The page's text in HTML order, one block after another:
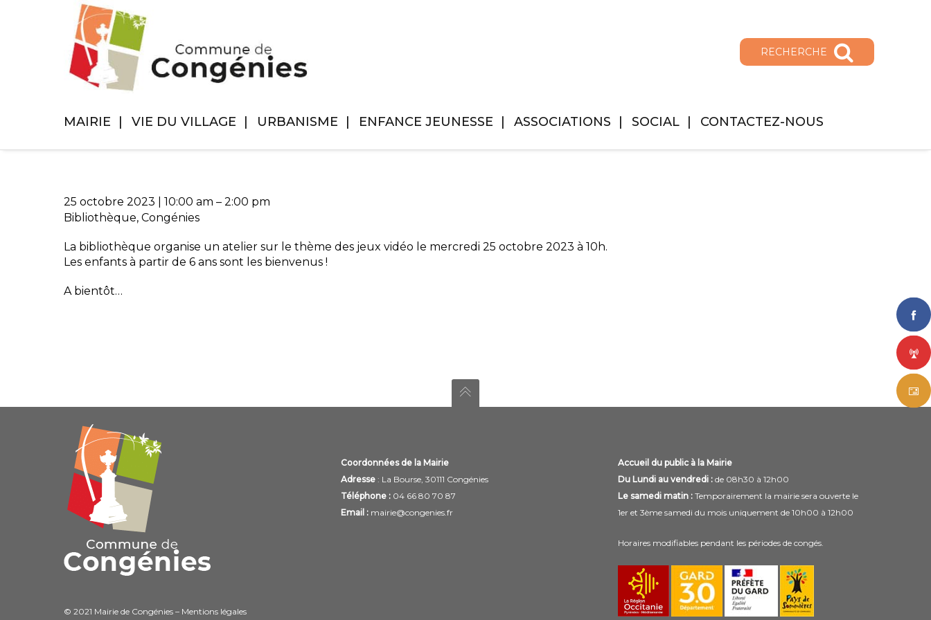
RECHERCHE
MAIRIE VIE DU VILLAGE URBANISME ENFANCE JEUNESSE ASSOCIATIONS SOCIAL CONTACTEZ-NOUS
25 octobre 2023 10:00 am – 2:00 pm
Bibliothèque, Congénies
La bibliothèque organise un atelier sur le thème des jeux vidéo le mercredi 25 octobre 2023 à 10h.
Les enfants à partir de 6 ans sont les bienvenus !
A bientôt…
© 2021 Mairie de Congénies – Mentions légales
Coordonnées de la Mairie
Adresse: La Bourse, 30111 Congénies
Téléphone :04 66 80 70 87
Email : mairie@congenies.fr
Accueil du public à la Mairie
Du Lundi au vendredi :de 08h30 à 12h00
Le samedi matin :Temporairement la mairie sera ouverte le
1er et 3ème samedi du mois uniquement de 10h00 à 12h00
Horaires modifiables pendant les périodes de congés.